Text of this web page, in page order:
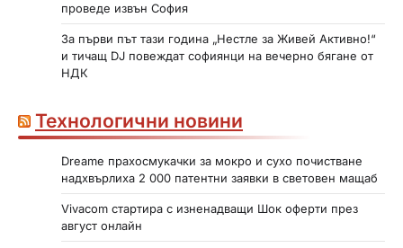
проведе извън София
За първи път тази година „Нестле за Живей Активно!“
и тичащ DJ повеждат софиянци на вечерно бягане от
НДК
Технологични новини
Dreame прахосмукачки за мокро и сухо почистване
надхвърлиха 2 000 патентни заявки в световен мащаб
Vivacom стартира с изненадващи Шок оферти през
август онлайн